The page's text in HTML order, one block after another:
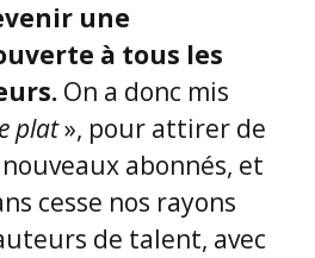
une
à tous les
On a donc mis
plat», pour attirer de
abonnés, et
cesse nos rayons
de talent, avec